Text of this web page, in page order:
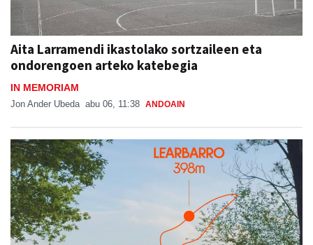
Aita Larramendi ikastolako sortzaileen eta
ondorengoen arteko katebegia
IN MEMORIAM
Jon Ander Ubeda abu 06, 11:38 ANDOAIN